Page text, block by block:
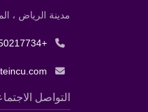
مدينة الرياض ،
+966550217734
التواصل